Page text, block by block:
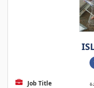
Job Title